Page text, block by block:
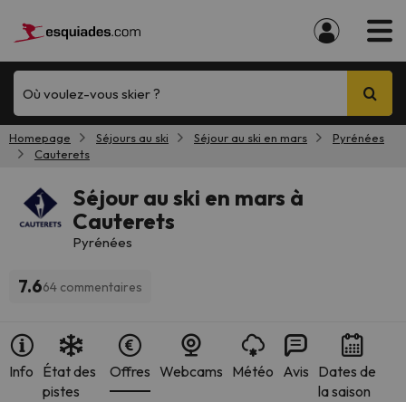
Où voulez-vous skier ?
Homepage Séjours au ski Séjour au ski en mars
Pyrénées
Cauterets
Séjour au ski en mars à
Cauterets
Pyrénées
7.664 commentaires
Info État des
pistes
Offres Webcams Météo Avis Dates de
la saison